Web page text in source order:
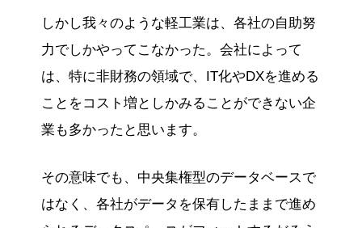
しかし我々のような軽工業は、各社の自助努
力でしかやってこなかった。会社によって
は、特に非財務の領域で、IT化やDXを進める
ことをコスト増としかみることができない企
業も多かったと思います。
その意味でも、中央集権型のデータベースで
はなく、各社がデータを保有したままで進め